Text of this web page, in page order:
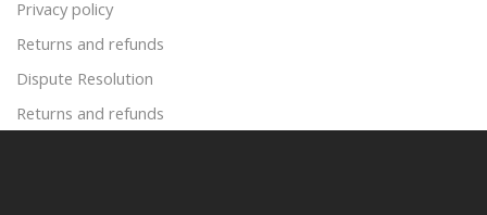
Privacy policy
Returns and refunds
Dispute Resolution
Returns and refunds